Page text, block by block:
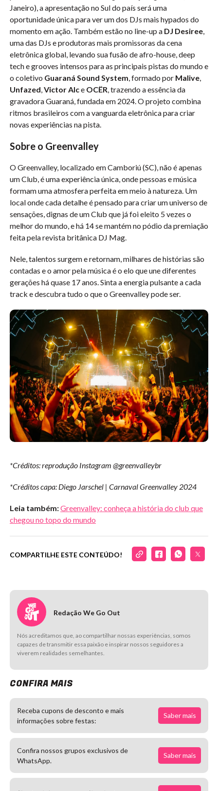
Janeiro), a apresentação no Sul do país será uma
oportunidade única para ver um dos DJs mais hypados do
momento em ação. Também estão no line-up a DJ Desiree
uma das DJs e produtoras mais promissoras da cena
eletrônica global, levando sua fusão de afro-house, deep
tech e grooves intensos para as principais pistas do mundo e
o coletivo Guaraná Sound System , formado por Malive
Unfazed Victor Alce OCËR , trazendo a essência da
gravadora Guaraná, fundada em 2024. O projeto combina
ritmos brasileiros com a vanguarda eletrônica para criar
novas experiências na pista.
Sobre o Greenvalley
O Greenvalley, localizado em Camboriú (SC), não é apenas
um Club, é uma experiência única, onde pessoas e música
formam uma atmosfera perfeita em meio à natureza. Um
local onde cada detalhe é pensado para criar um universo de
sensações, dignas de um Club que já foi eleito 5 vezes o
melhor do mundo, e há 14 se mantém no pódio da premiação
feita pela revista britânica DJ Mag.
Nele, talentos surgem e retornam, milhares de histórias são
contadas e o amor pela música é o elo que une diferentes
gerações há quase 17 anos. Sinta a energia pulsante a cada
track e descubra tudo o que o Greenvalley pode ser.
*Créditos: reprodução Instagram @greenvalleybr
*Créditos capa: Diego Jarschel | Carnaval Greenvalley 2024
Leia também:Greenvalley: conheça a história do club que
chegou no topo do mundo
COMPARTILHE ESTE CONTEÚDO!
Redação We Go Out
Nós acreditamos que, ao compartilhar nossas experiências, somos
capazes de transmitir essa paixão e inspirar nossos seguidores a
viverem realidades semelhantes.
CONFIRA MAIS
Receba cupons de desconto e mais
informações sobre festas:
Saber mais
Confira nossos grupos exclusivos de
WhatsApp.
Saber mais